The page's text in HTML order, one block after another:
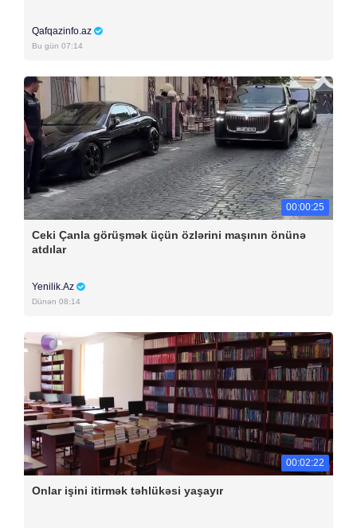
Qafqazinfo.az
Bu gün 07:14
00:00:25
Ceki Çanla görüşmək üçün özlərini maşının önünə
atdılar
Yenilik.Az
Dünən 08:14
00:02:22
Onlar işini itirmək təhlükəsi yaşayır